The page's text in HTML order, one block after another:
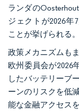
ランダの
ジェクトが2026年
ことが挙げられる。
政策メカニズムも
欧州委員会が2026
したバッテリーブ
ーンのリスクを低
能な金融アクセス